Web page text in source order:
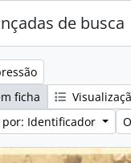
de busca
ficha
Identificador